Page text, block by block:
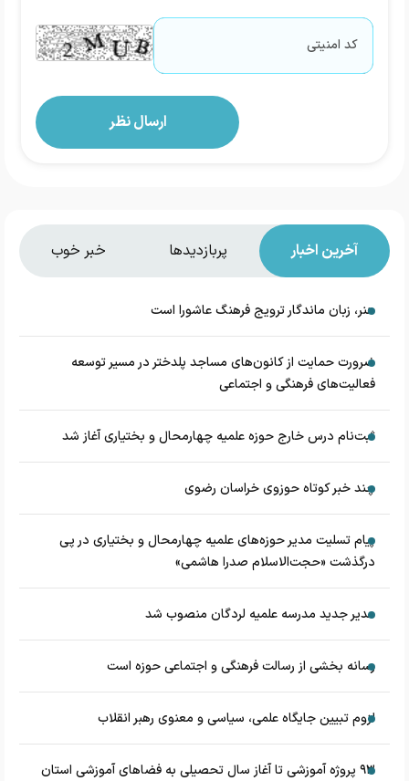
آخرین اخبار پربازدیدها خبر خوب
هنر، زبان ماندگار ترویج فرهنگ عاشورا است
ضرورت حمایت از کانون‌های مساجد پلدختر در مسیر توسعه
فعالیت‌های فرهنگی و اجتماعی
ثبت‌نام درس خارج حوزه علمیه چهارمحال و بختیاری آغاز شد
چند خبر کوتاه حوزوی خراسان رضوی
پیام تسلیت مدیر حوزه‌های علمیه چهارمحال و بختیاری در پی
درگذشت «حجت‌الاسلام صدرا هاشمی»
مدیر جدید مدرسه علمیه لردگان منصوب شد
رسانه بخشی از رسالت فرهنگی و اجتماعی حوزه است
لزوم تبیین جایگاه علمی، سیاسی و معنوی رهبر انقلاب
۹۳ پروژه آموزشی تا آغاز سال تحصیلی به فضاهای آموزشی استان